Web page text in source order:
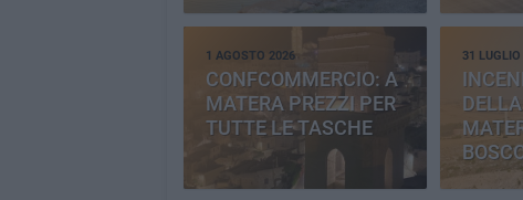
1 AGOSTO 2026
CONFCOMMERCIO: A
MATERA PREZZI PER
TUTTE LE TASCHE
31